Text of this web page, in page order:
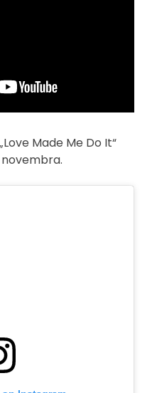
Made Me Do It“
novembra.